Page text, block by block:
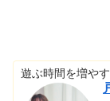
遊ぶ時間を増や